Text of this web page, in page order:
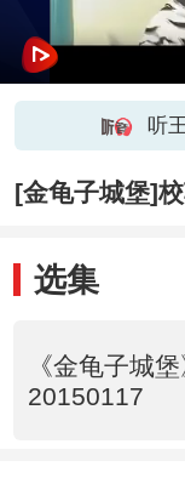
听
[金龟子城堡]
选集
《金龟子城堡
20150117